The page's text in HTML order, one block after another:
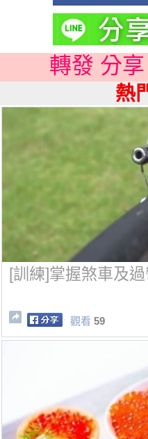
轉發 分
熱
[訓練]掌握煞車及
觀看 59